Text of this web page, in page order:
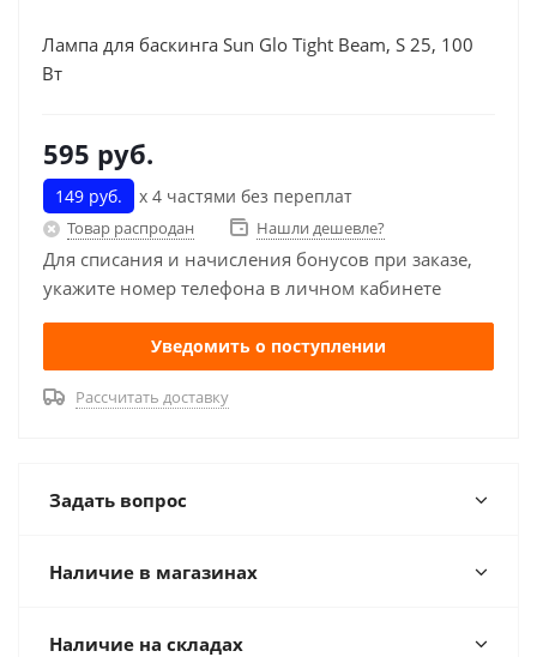
Лампа для баскинга Sun Glo Tight Beam, S 25, 100
Вт
595 руб.
149 руб. х 4 частями без переплат
Товар распродан Нашли дешевле?
Для списания и начисления бонусов при заказе,
укажите номер телефона в личном кабинете
Уведомить о поступлении
Рассчитать доставку
Задать вопрос
Наличие в магазинах
Наличие на складах